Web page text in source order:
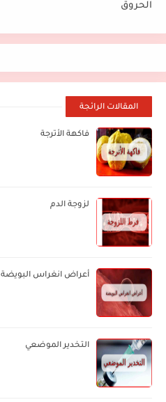
الحروق
المقالات الرائجة
فاكهة الأترجة
لزوجة الدم
أعراض انغراس البويضة
التخدير الموضعي